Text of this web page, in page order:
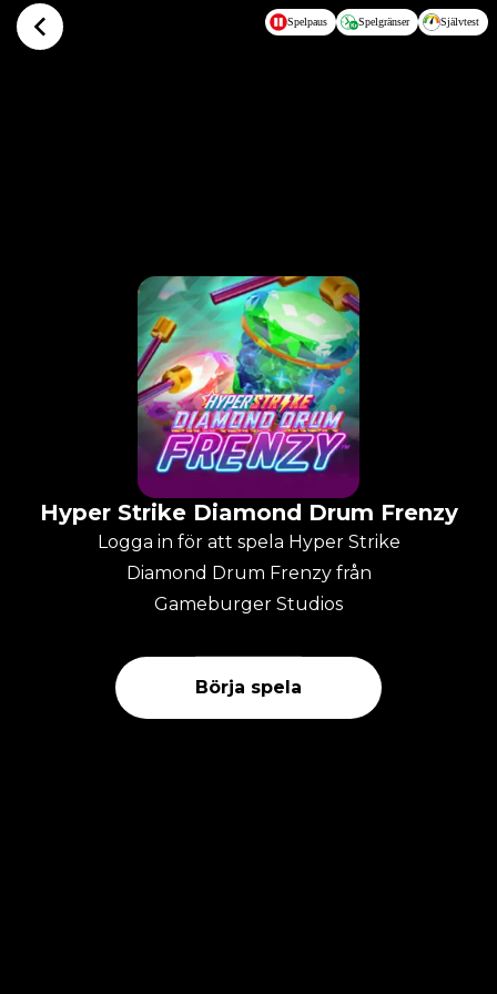
Hoppa till huvudinnehållet Spelpaus Spelgränser Självtest
Hyper Strike Diamond Drum Frenzy
Logga in för att spela Hyper Strike
Diamond Drum Frenzy från
Gameburger Studios
Börja spela